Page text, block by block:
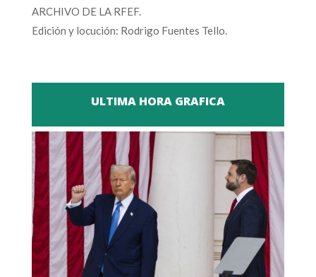
ARCHIVO DE LA RFEF.
Edición y locución: Rodrigo Fuentes Tello.
ULTIMA HORA GRAFICA